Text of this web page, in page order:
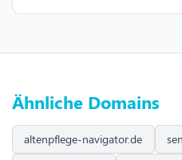
Ähnliche Domains
altenpflege-navigator.de